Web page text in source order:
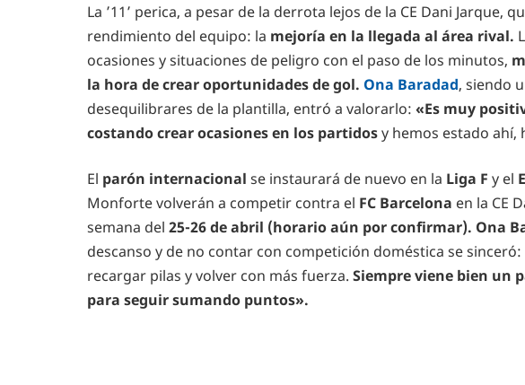
La ’11’ perica, a pesar de la derrota lejos de la CE Dani Jarque,
rendimiento del equipo: la mejoría en la llegada al área rival.
ocasiones y situaciones de peligro con el paso de los minutos,
la hora de crear oportunidades de gol. Ona Baradad, siendo
desequilibrares de la plantilla, entró a valorarlo: «Es muy
costando crear ocasiones en los partidosy hemos estado ahí,
El parón internacional se instaurará de nuevo en la Liga F y el
Monforte volverán a competir contra el FC Barcelona en la CE
semana del 25-26 de abril (horario aún por confirmar). Ona
descanso y de no contar con competición doméstica se sinceró:
recargar pilas y volver con más fuerza. Siempre viene bien un
para seguir sumando puntos».